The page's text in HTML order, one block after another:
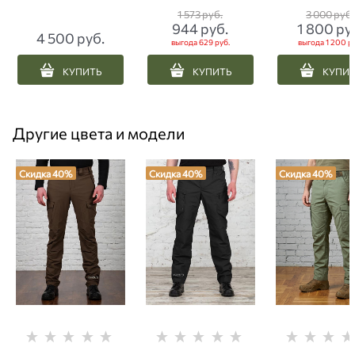
4 500 руб.
КУПИТЬ
1 573 руб.
944 руб.
выгода629 руб.
КУПИТЬ
3 000 руб.
1 800
выгода1 200
Другие цвета и модели
Скидка 40% Скидка 40% Скидка 40%